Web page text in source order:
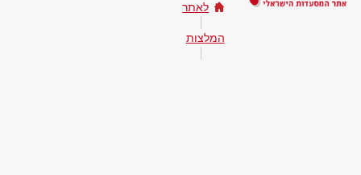
לאתר
המלצות